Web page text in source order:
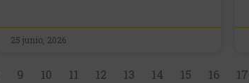
25 junio, 2026
9 10 11 12 13 14 15 16 17